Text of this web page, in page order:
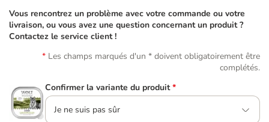
Vous rencontrez un problème avec votre commande ou votre
livraison, ou vous avez une question concernant un produit ?
Contactez le service client !
Les champs marqués d'un * doivent obligatoirement être
complétés.
Confirmer la variante du produit *
Je ne suis pas sûr